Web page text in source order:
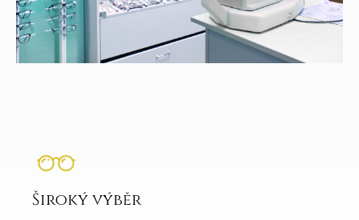
Široký výběr